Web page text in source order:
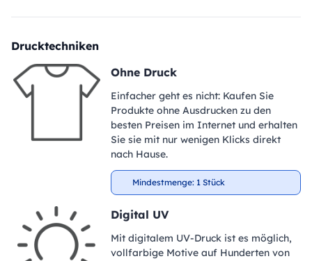
Drucktechniken
Ohne Druck
Einfacher geht es nicht: Kaufen Sie
Produkte ohne Ausdrucken zu den
besten Preisen im Internet und erhalten
Sie sie mit nur wenigen Klicks direkt
nach Hause.
Mindestmenge: 1 Stück
Digital UV
Mit digitalem UV-Druck ist es möglich,
vollfarbige Motive auf Hunderten von